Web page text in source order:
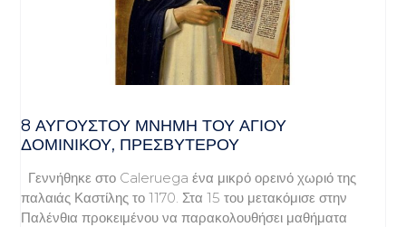
8 ΑΥΓΟΥΣΤΟΥ ΜΝΗΜΗ ΤΟΥ ΑΓΙΟΥ
ΔΟΜΙΝΙΚΟΥ, ΠΡΕΣΒΥΤΕΡΟΥ
Γεννήθηκε στο Caleruega ένα μικρό ορεινό χωριό της
παλαιάς Καστίλης το 1170. Στα 15 του μετακόμισε στην
Παλένθια προκειμένου να παρακολουθήσει μαθήματα